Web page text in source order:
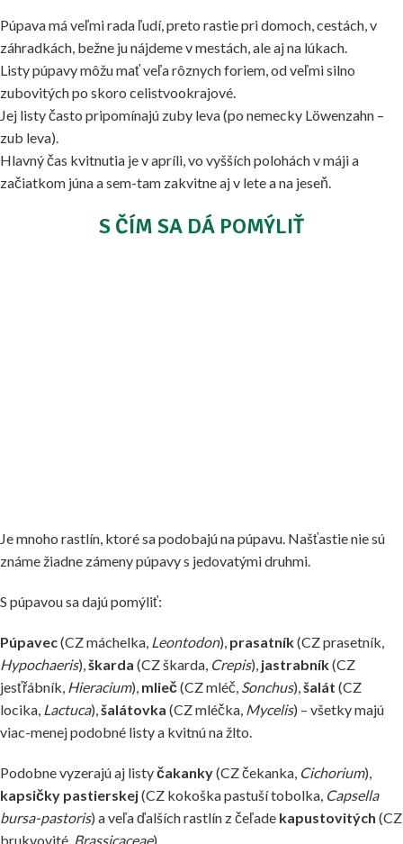
Púpava má veľmi rada ľudí, preto rastie pri domoch, cestách, v
záhradkách, bežne ju nájdeme v mestách, ale aj na lúkach.
Listy púpavy môžu mať veľa rôznych foriem, od veľmi silno
zubovitých po skoro celistvookrajové.
Jej listy často pripomínajú zuby leva (po nemecky Löwenzahn –
zub leva).
Hlavný čas kvitnutia je v apríli, vo vyšších polohách v máji a
začiatkom júna a sem-tam zakvitne aj v lete a na jeseň.
S ČÍM SA DÁ POMÝLIŤ
Je mnoho rastlín, ktoré sa podobajú na púpavu. Našťastie nie sú
známe žiadne zámeny púpavy s jedovatými druhmi.
S púpavou sa dajú pomýliť:
Púpavec(CZ máchelka, Leontodon), prasatník(CZ prasetník,
Hypochaeris), škarda (CZ škarda, Crepis), jastrabník(CZ
jesťřábník, Hieracium), mlieč(CZ mléč, Sonchus), šalát (CZ
locika, Lactuca), šalátovka (CZ mléčka, Mycelis) – všetky majú
viac-menej podobné listy a kvitnú na žlto.
Podobne vyzerajú aj listyčakanky(CZ čekanka, Cichorium),
kapsičky pastierskej(CZ kokoška pastuší tobolka, Capsella
bursa-pastoris) a veľa ďalších rastlín z čeľade kapustovitých (CZ
brukvovité, Brassicaceae).